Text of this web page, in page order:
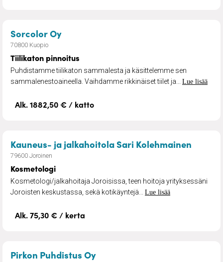
Sorcolor Oy– Tiilikaton pinnoitus
70800 Kuopio
Tiilikaton pinnoitus
Puhdistamme tiilikaton sammalesta ja käsittelemme sen
sammalenestoaineella. Vaihdamme rikkinäiset tiilet ja... Lue lisää
Alk. 1882,50 € / katto
Kauneus- ja jalkahoitola Sari Kolehmainen
79600 Joroinen
Kosmetologi
Kosmetologi/jalkahoitaja Joroisissa, teen hoitoja yrityksessäni
Joroisten keskustassa, sekä kotikäyntejä... Lue lisää
Alk. 75,30 € / kerta
Pirkon Puhdistus Oy– Siivouspalvelut